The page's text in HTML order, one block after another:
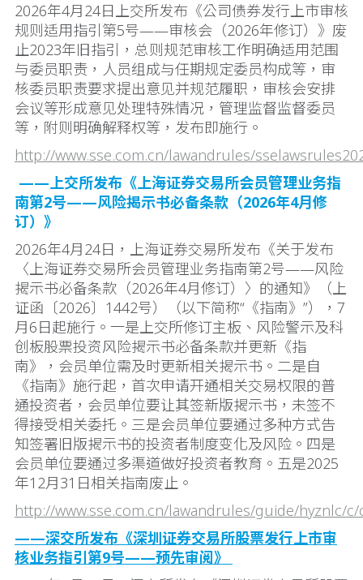
2026年4月24日上交所发布《公司债券发行上市审核
规则适用指引第5号——审核会（2026年修订）》废
止2023年旧指引，总则规范审核工作明确适用范围
与委员职责，人员组成与任期规定委员构成等，审
核委员职责要求提出意见并规范履职，审核会安排
会议等形成意见处理特殊情况，管理监督监督委员
等，附则明确解释权等，发布即施行。
http://www.sse.com.cn/lawandrules/
——上交所发布《上海证券交易所会员管理业务指
南第2号——风险揭示书必备条款（2026年4月修
订）》
2026年4月24日，上海证券交易所发布《关于发布
〈上海证券交易所会员管理业务指南第2号——风险
揭示书必备条款（2026年4月修订）〉的通知》（上
证函〔2026〕1442号）（以下简称“《指南》”），7
月6日起施行。一是上交所修订主板、风险警示及科
创板股票投资风险揭示书必备条款并更新《指
南》，会员单位需及时更新相关揭示书。二是自
《指南》施行起，首次申请开通相关交易权限的普
通投资者，会员单位要让其签新版揭示书，未签不
得接受相关委托。三是会员单位要通过多种方式告
知签署旧版揭示书的投资者制度变化及风险。四是
会员单位要通过多渠道做好投资者教育。五是2025
年12月31日相关指南废止。
http://www.sse.com.cn/lawandrules/guide/hyznlc/c/
——深交所发布《深圳证券交易所股票发行上市审
核业务指引第9号——预先审阅》